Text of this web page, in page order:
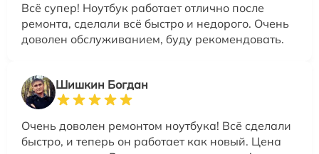
Всё супер! Ноутбук работает отлично после
ремонта, сделали всё быстро и недорого. Очень
доволен обслуживанием, буду рекомендовать.
Шишкин Богдан
Очень доволен ремонтом ноутбука! Всё сделали
быстро, и теперь он работает как новый. Цена